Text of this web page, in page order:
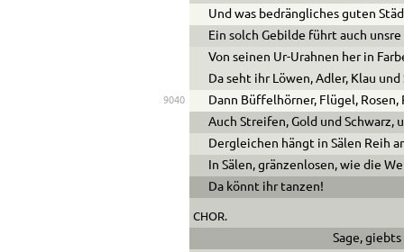
Und was bedrängliches guten
Ein solch Gebilde führt auch
Von seinen Ur-Urahnen her in
Da seht ihr Löwen, Adler, Klau und
9040
Dann Büffelhörner, Flügel, Rosen,
Auch Streifen, Gold und Schwarz,
Dergleichen hängt in Sälen Reih
In Sälen, gränzenlosen, wie die
Da könnt ihr tanzen!
CHOR.
Sage, giebts